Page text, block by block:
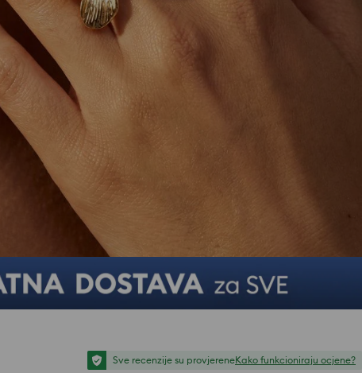
Sve recenzije su provjereneKako funkcioniraju ocjene?